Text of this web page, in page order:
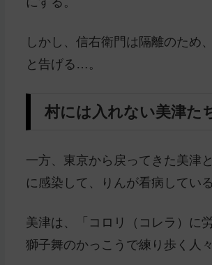
しかし、信右衛門は隔離のため
と告げる…。
村には入れない美津た
一方、東京から戻ってきた美津
に感染して、りんが看病してい
美津は、「コロリ（コレラ）に
獅子舞のかっこうで練り歩く人